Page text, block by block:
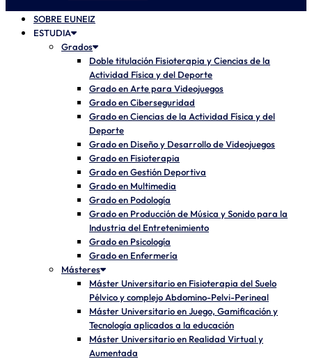
SOBRE EUNEIZ
ESTUDIA
Grados
Doble titulación Fisioterapia y Ciencias de la
Actividad Física y del Deporte
Grado en Arte para Videojuegos
Grado en Ciberseguridad
Grado en Ciencias de la Actividad Física y del
Deporte
Grado en Diseño y Desarrollo de Videojuegos
Grado en Fisioterapia
Grado en Gestión Deportiva
Grado en Multimedia
Grado en Podología
Grado en Producción de Música y Sonido para la
Industria del Entretenimiento
Grado en Psicología
Grado en Enfermería
Másteres
Máster Universitario en Fisioterapia del Suelo
Pélvico y complejo Abdomino-Pelvi-Perineal
Máster Universitario en Juego, Gamificación y
Tecnología aplicados a la educación
Máster Universitario en Realidad Virtual y
Aumentada